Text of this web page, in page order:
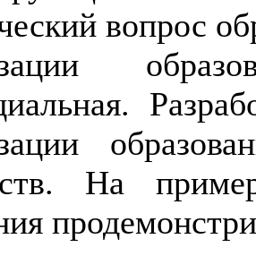
вопрос
На